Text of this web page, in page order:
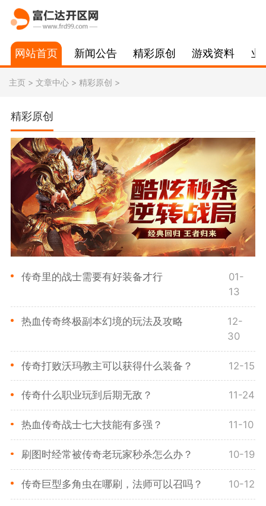
网站首页 新闻公告 精彩原创 游戏资料 业
主页 > 文章中心 > 精彩原创 >
精彩原创
传奇里的战士需要有好装备才行
01-
13
热血传奇终极副本幻境的玩法及攻略
12-
30
传奇打败沃玛教主可以获得什么装备？ 12-15
传奇什么职业玩到后期无敌？ 11-24
热血传奇战士七大技能有多强？ 11-10
刷图时经常被传奇老玩家秒杀怎么办？ 10-19
传奇巨型多角虫在哪刷，法师可以召吗？ 10-12